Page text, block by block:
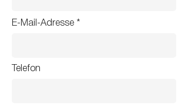
E-Mail-Adresse
Telefon